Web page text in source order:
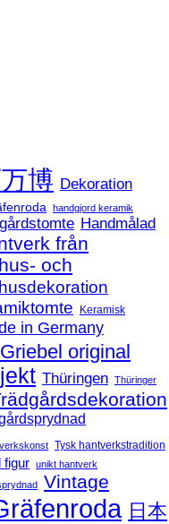
博 Dekoration
handgjord keramik
Handmålad
från
och
Keramisk
in Germany
original
Thüringen Thüringer
Tysk hantverkstradition
figur unikt hantverk
Vintage
日本